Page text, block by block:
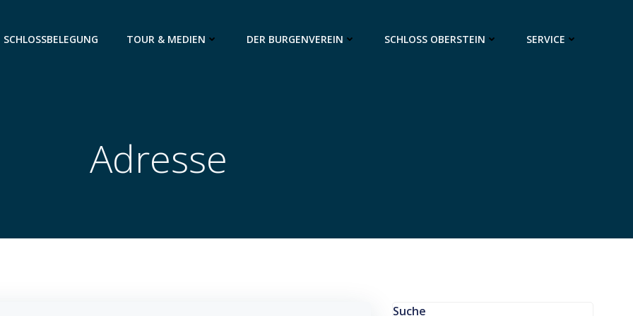
SCHLOSSBELEGUNG TOUR & MEDIEN DER BURGENVEREIN SCHLOSS OBERSTEIN SERVICE
Adresse
Suche